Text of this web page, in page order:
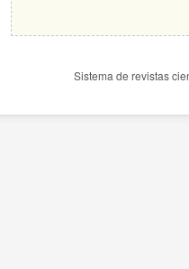
Sistema de revistas